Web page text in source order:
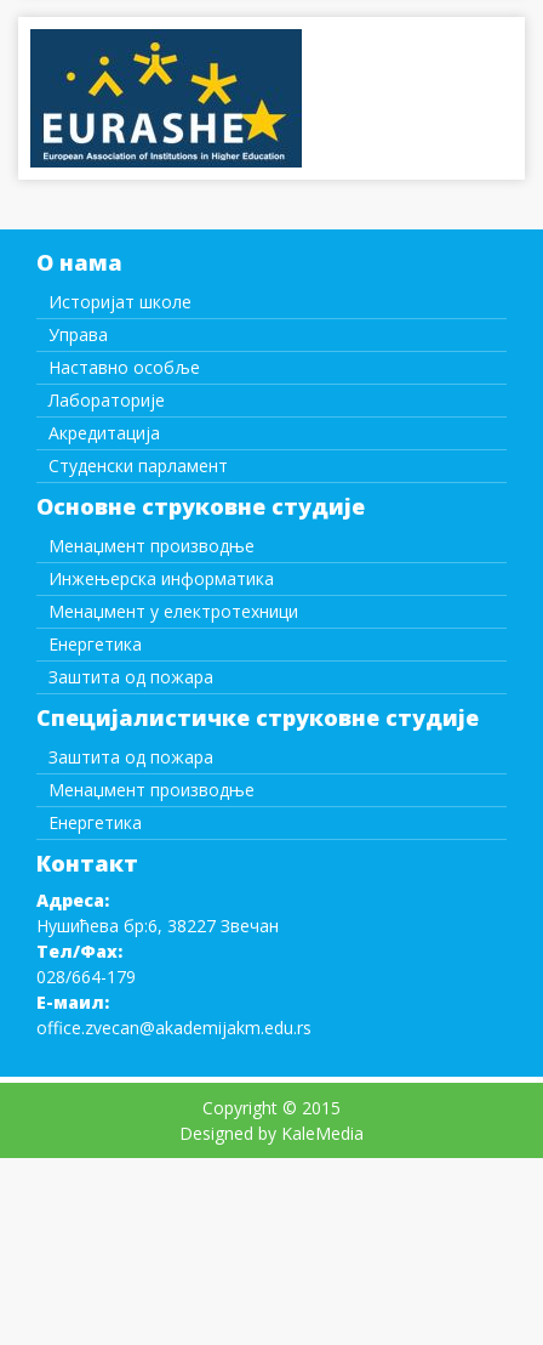
О нама
Историјат школе
Управа
Наставно особље
Лабораторије
Акредитација
Студенски парламент
Основне струковне студије
Менаџмент производње
Инжењерска информатика
Менаџмент у електротехници
Енергетика
Заштита од пожара
Специјалистичке струковне студије
Заштита од пожара
Менаџмент производње
Енергетика
Контакт
Адреса:
Нушићева бр:6, 38227 Звечан
Тел/Фаx:
028/664-179
Е-маил:
office.zvecan@akademijakm.edu.rs
Copyright © 2015
Designed by KaleMedia